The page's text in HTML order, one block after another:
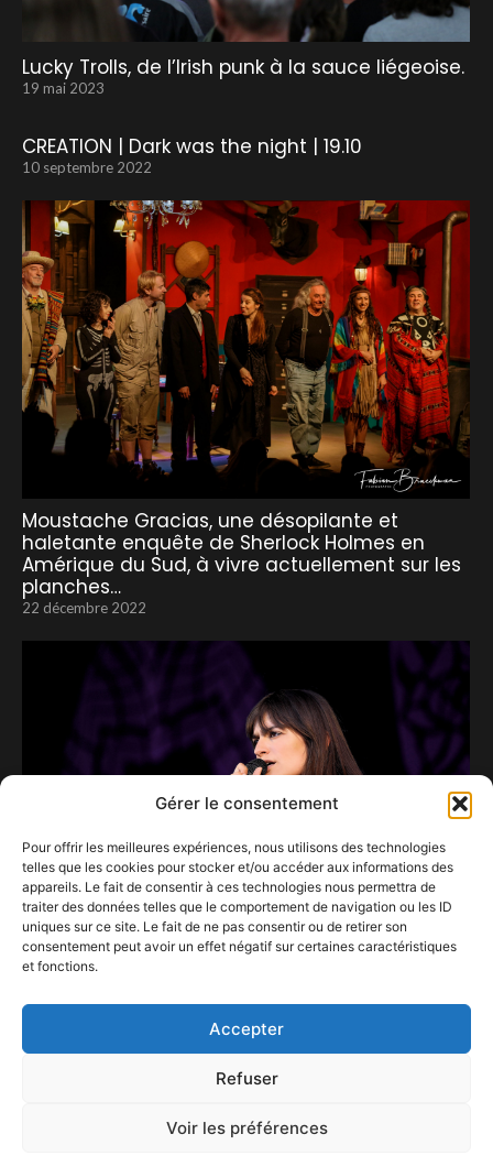
Gérer le consentement
Pour offrir les meilleures expériences, nous utilisons des technologies
telles que les cookies pour stocker et/ou accéder aux informations des
appareils. Le fait de consentir à ces technologies nous permettra de
traiter des données telles que le comportement de navigation ou les ID
uniques sur ce site. Le fait de ne pas consentir ou de retirer son
consentement peut avoir un effet négatif sur certaines caractéristiques
et fonctions.
Accepter
Refuser
Voir les préférences
Lucky Trolls, de l’Irish punk à la sauce liégeoise.
19 mai 2023
CREATION | Dark was the night | 19.10
10 septembre 2022
Moustache Gracias, une désopilante et
haletante enquête de Sherlock Holmes en
Amérique du Sud, à vivre actuellement sur les
planches…
22 décembre 2022
La Citadelle de Namur (re)devient la place
23 mai 2022